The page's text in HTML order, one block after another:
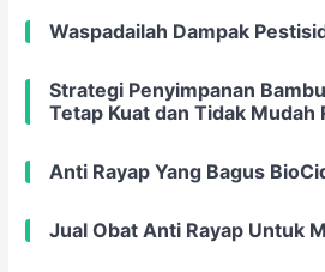
Waspadailah Dampak
Strategi Penyimpanan
Tetap Kuat dan Tidak Mudah
Anti Rayap Yang Bagus
Jual Obat Anti Rayap Untuk